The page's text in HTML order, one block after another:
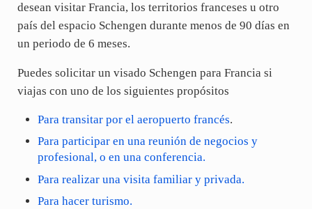
desean visitar Francia, los territorios franceses u otro
país del espacio Schengen durante menos de 90 días en
un periodo de 6 meses.
Puedes solicitar un visado Schengen para Francia si
viajas con uno de los siguientes propósitos
Para transitar por el aeropuerto francés.
Para participar en una reunión de negocios y
profesional, o en una conferencia.
Para realizar una visita familiar y privada.
Para hacer turismo.